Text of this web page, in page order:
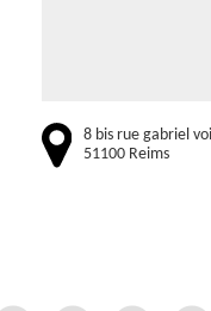
8 bis rue gabriel
51100 Reims